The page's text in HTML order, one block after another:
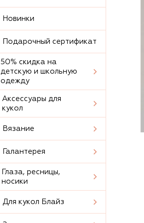
Новинки
Подарочный сертификат
50% скидка на
детскую и школьную
одежду
Аксессуары для
кукол
Вязание
Галантерея
Глаза, ресницы,
носики
Для кукол Блайз